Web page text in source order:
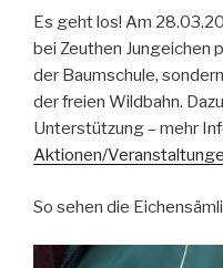
Es geht los! Am
bei Zeuthen Jungeichen
der Baumschule,
der freien Wildbahn.
Unterstützung – mehr
Aktionen/
So sehen die